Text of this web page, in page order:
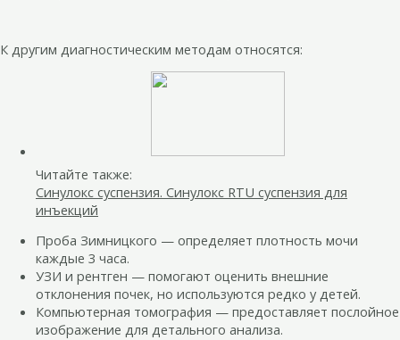
К другим диагностическим методам относятся:
Читайте также:
Синулокс суспензия. Синулокс RTU суспензия для
инъекций
Проба Зимницкого — определяет плотность мочи
каждые 3 часа.
УЗИ и рентген — помогают оценить внешние
отклонения почек, но используются редко у детей.
Компьютерная томография — предоставляет послойное
изображение для детального анализа.